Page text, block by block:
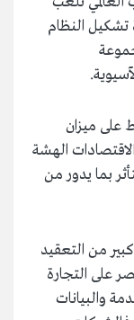
تشكيل النظام
على ميزان
الهشة
بما يدور من
من التعقيد
على التجارة
والبيانات